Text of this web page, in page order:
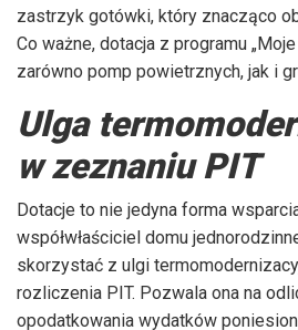
zastrzyk gotówki, który znacząco
Co ważne, dotacja z programu
zarówno pomp powietrznych, jak i
Ulga
w zeznaniu PIT
Dotacje to nie jedyna forma
współwłaściciel domu
skorzystać z ulgi
rozliczenia PIT. Pozwala ona na
opodatkowania wydatków